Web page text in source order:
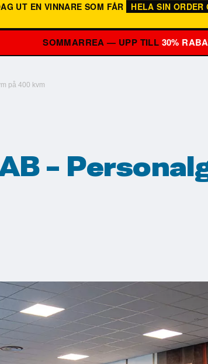
UT EN VINNARE SOM FÅR HELA SIN ORDER
SOMMARREA — UPP TILL 30%
på 400 kvm
-